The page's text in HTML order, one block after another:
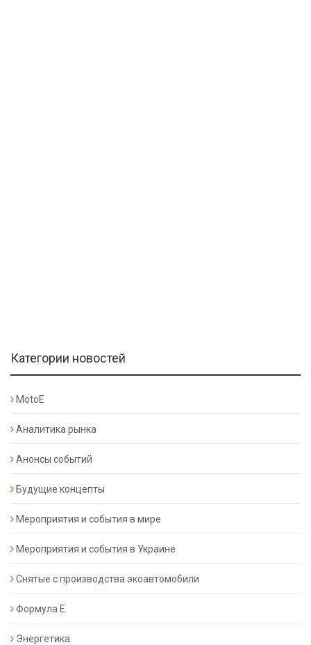
Категории новостей
MotoE
Аналитика рынка
Анонсы событий
Будущие концепты
Мероприятия и события в мире
Мероприятия и события в Украине
Снятые с производства экоавтомобили
Формула Е
Энергетика